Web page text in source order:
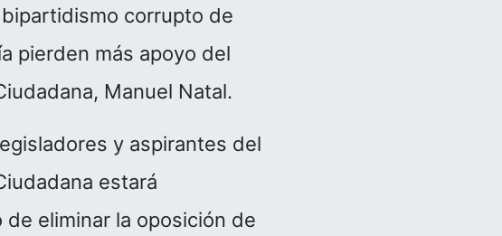
corrupto de
pierden más apoyo del
Manuel Natal.
y aspirantes del
estará
eliminar la oposición de